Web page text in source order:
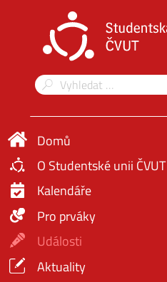
Domů
O Studentské unii ČVUT
Kalendáře
Pro prváky
Události
Aktuality